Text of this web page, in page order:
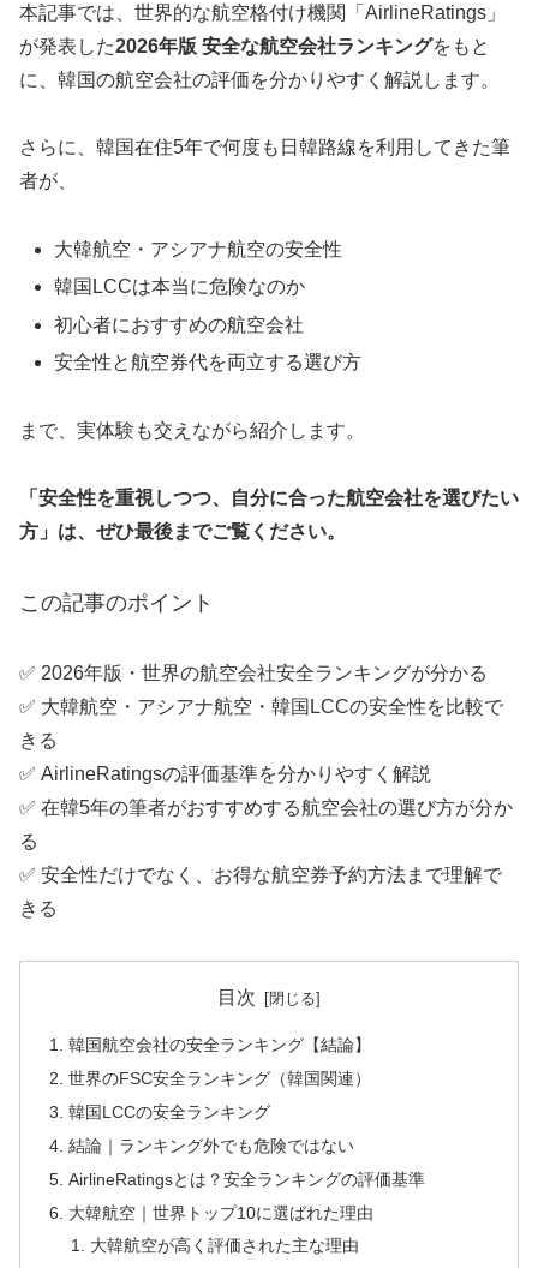
本記事では、世界的な航空格付け機関「AirlineRatings」
が発表した2026年版 安全な航空会社ランキングをもと
に、韓国の航空会社の評価を分かりやすく解説します。
さらに、韓国在住5年で何度も日韓路線を利用してきた筆
者が、
大韓航空・アシアナ航空の安全性
韓国LCCは本当に危険なのか
初心者におすすめの航空会社
安全性と航空券代を両立する選び方
まで、実体験も交えながら紹介します。
「安全性を重視しつつ、自分に合った航空会社を選びたい
方」は、ぜひ最後までご覧ください。
この記事のポイント
✅ 2026年版・世界の航空会社安全ランキングが分かる
✅ 大韓航空・アシアナ航空・韓国LCCの安全性を比較で
きる
✅ AirlineRatingsの評価基準を分かりやすく解説
✅ 在韓5年の筆者がおすすめする航空会社の選び方が分か
る
✅ 安全性だけでなく、お得な航空券予約方法まで理解で
きる
目次
韓国航空会社の安全ランキング【結論】
世界のFSC安全ランキング（韓国関連）
韓国LCCの安全ランキング
結論｜ランキング外でも危険ではない
AirlineRatingsとは？安全ランキングの評価基準
大韓航空｜世界トップ10に選ばれた理由
大韓航空が高く評価された主な理由